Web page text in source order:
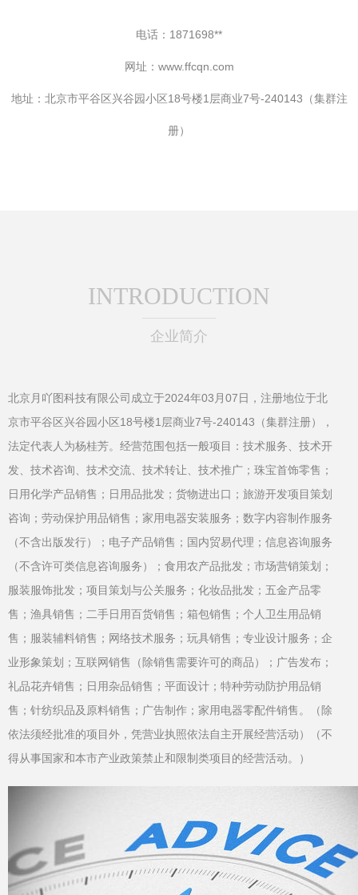
电话：1871698**
网址： www.ffcqn.com
地址：北京市平谷区兴谷园小区18号楼1层商业7号-240143（集群注
册）
INTRODUCTION
企业简介
北京月吖图科技有限公司成立于2024年03月07日，注册地位于北
京市平谷区兴谷园小区18号楼1层商业7号-240143（集群注册），
法定代表人为杨桂芳。经营范围包括一般项目：技术服务、技术开
发、技术咨询、技术交流、技术转让、技术推广；珠宝首饰零售；
日用化学产品销售；日用品批发；货物进出口；旅游开发项目策划
咨询；劳动保护用品销售；家用电器安装服务；数字内容制作服务
（不含出版发行）；电子产品销售；国内贸易代理；信息咨询服务
（不含许可类信息咨询服务）；食用农产品批发；市场营销策划；
服装服饰批发；项目策划与公关服务；化妆品批发；五金产品零
售；渔具销售；二手日用百货销售；箱包销售；个人卫生用品销
售；服装辅料销售；网络技术服务；玩具销售；专业设计服务；企
业形象策划；互联网销售（除销售需要许可的商品）；广告发布；
礼品花卉销售；日用杂品销售；平面设计；特种劳动防护用品销
售；针纺织品及原料销售；广告制作；家用电器零配件销售。（除
依法须经批准的项目外，凭营业执照依法自主开展经营活动）（不
得从事国家和本市产业政策禁止和限制类项目的经营活动。）